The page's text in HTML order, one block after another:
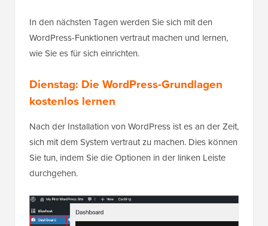
In den nächsten Tagen werden Sie sich mit den
WordPress-Funktionen vertraut machen und lernen,
wie Sie es für sich einrichten.
Dienstag: Die WordPress-Grundlagen
kostenlos lernen
Nach der Installation von WordPress ist es an der Zeit,
sich mit dem System vertraut zu machen. Dies können
Sie tun, indem Sie die Optionen in der linken Leiste
durchgehen.